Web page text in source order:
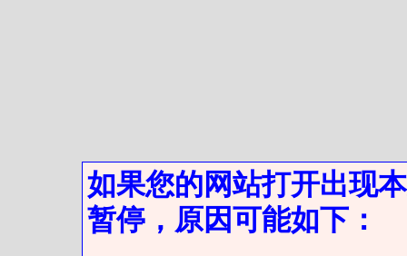
如果您的网站打开出现
暂停，原因可能如下：